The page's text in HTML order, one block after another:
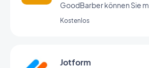
GoodBarber können Sie
Kostenlos
Jotform